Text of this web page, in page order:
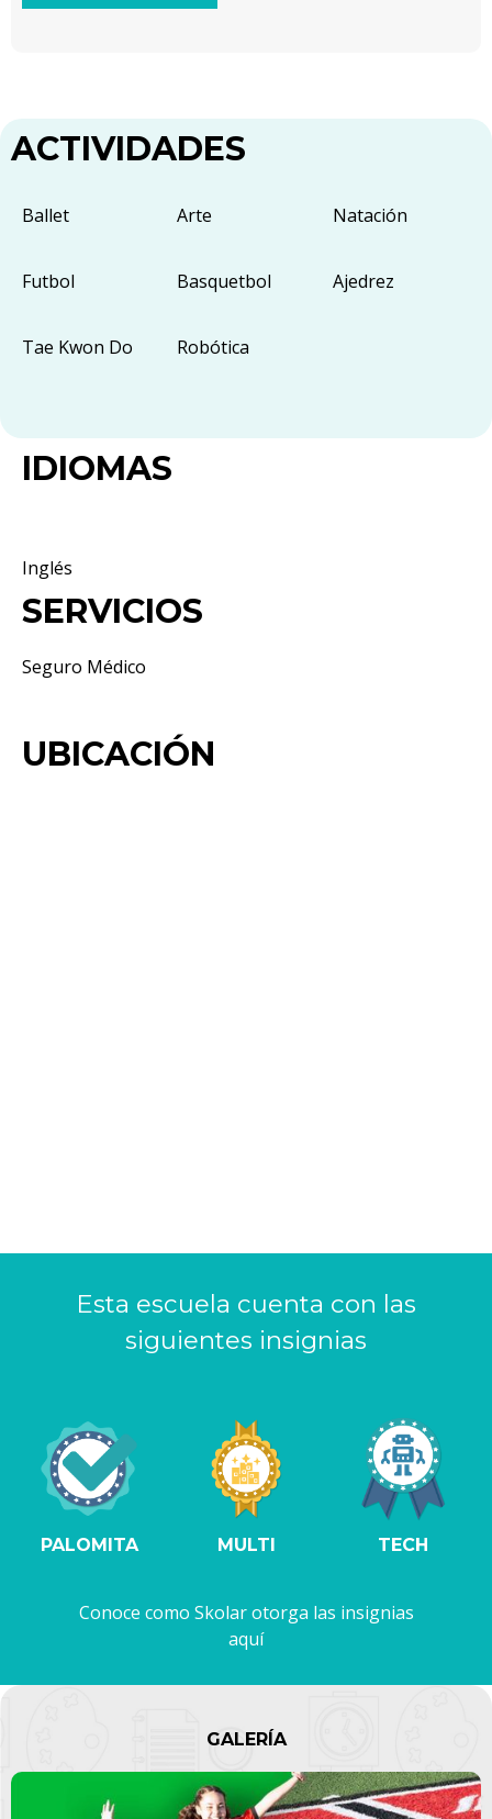
ACTIVIDADES
Ballet Arte Natación
Futbol Basquetbol Ajedrez
Tae Kwon Do Robótica
IDIOMAS
Inglés
SERVICIOS
Seguro Médico
UBICACIÓN
Esta escuela cuenta con las
siguientes insignias
PALOMITA MULTI TECH
Conoce como Skolar otorga las insignias
aquí
GALERÍA